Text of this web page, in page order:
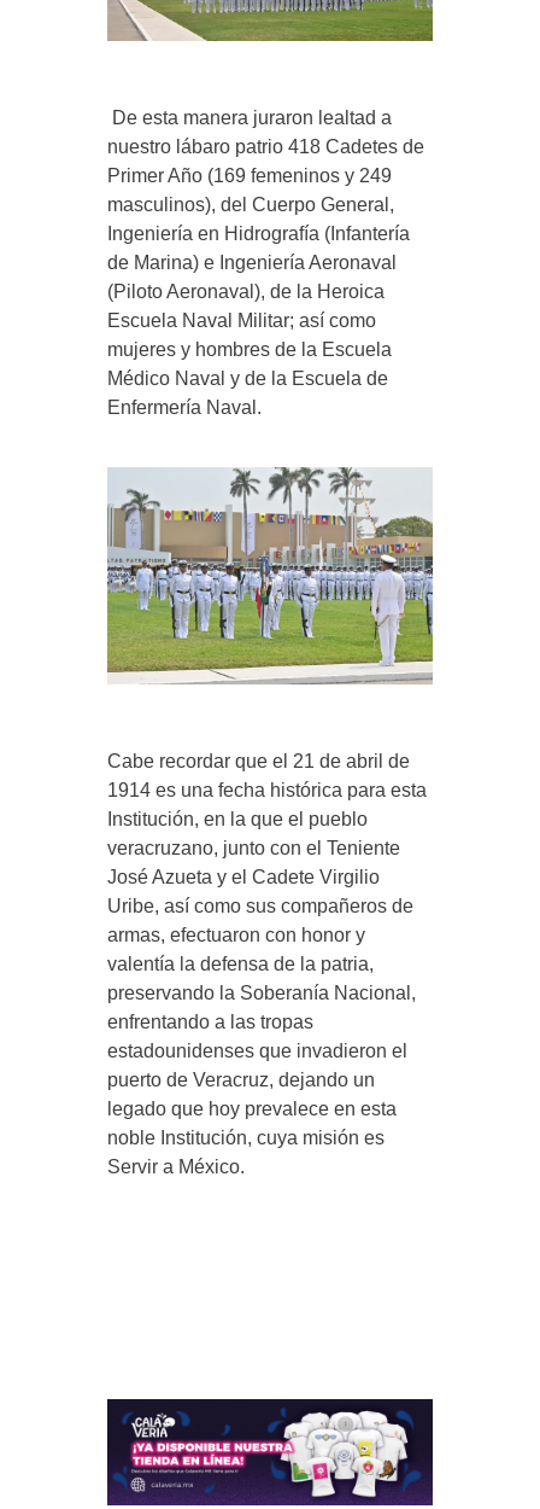
De esta manera juraron lealtad a
nuestro lábaro patrio 418 Cadetes de
Primer Año (169 femeninos y 249
masculinos), del Cuerpo General,
Ingeniería en Hidrografía (Infantería
de Marina) e Ingeniería Aeronaval
(Piloto Aeronaval), de la Heroica
Escuela Naval Militar; así como
mujeres y hombres de la Escuela
Médico Naval y de la Escuela de
Enfermería Naval.
Cabe recordar que el 21 de abril de
1914 es una fecha histórica para esta
Institución, en la que el pueblo
veracruzano, junto con el Teniente
José Azueta y el Cadete Virgilio
Uribe, así como sus compañeros de
armas, efectuaron con honor y
valentía la defensa de la patria,
preservando la Soberanía Nacional,
enfrentando a las tropas
estadounidenses que invadieron el
puerto de Veracruz, dejando un
legado que hoy prevalece en esta
noble Institución, cuya misión es
Servir a México.